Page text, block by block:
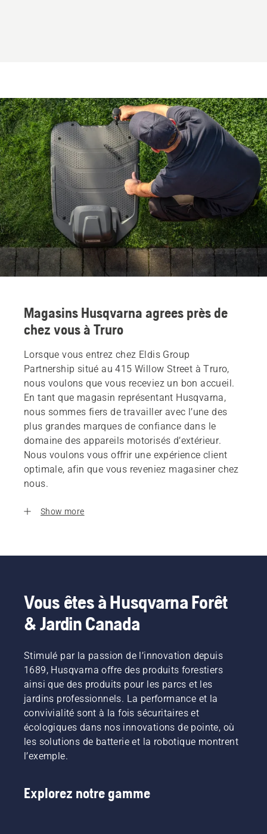
Magasins Husqvarna agrees près de
chez vous à Truro
Lorsque vous entrez chez Eldis Group
Partnership situé au 415 Willow Street à Truro,
nous voulons que vous receviez un bon accueil.
En tant que magasin représentant Husqvarna,
nous sommes fiers de travailler avec l’une des
plus grandes marques de confiance dans le
domaine des appareils motorisés d’extérieur.
Nous voulons vous offrir une expérience client
optimale, afin que vous reveniez magasiner chez
nous.
Show more
Vous êtes à Husqvarna Forêt
& Jardin Canada
Stimulé par la passion de l’innovation depuis
1689, Husqvarna offre des produits forestiers
ainsi que des produits pour les parcs et les
jardins professionnels. La performance et la
convivialité sont à la fois sécuritaires et
écologiques dans nos innovations de pointe, où
les solutions de batterie et la robotique montrent
l’exemple.
Explorez notre gamme